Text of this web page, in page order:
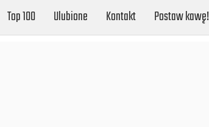
Top 100 Ulubione Kontakt Postaw kawę!